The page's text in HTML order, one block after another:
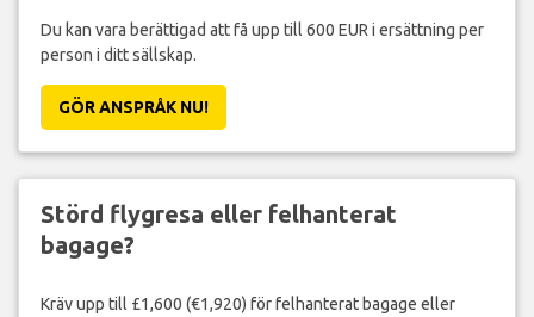
Du kan vara berättigad att få upp till 600 EUR i ersättning per
person i ditt sällskap.
GÖR ANSPRÅK NU!
Störd flygresa eller felhanterat
bagage?
Kräv upp till £1,600 (€1,920) för felhanterat bagage eller